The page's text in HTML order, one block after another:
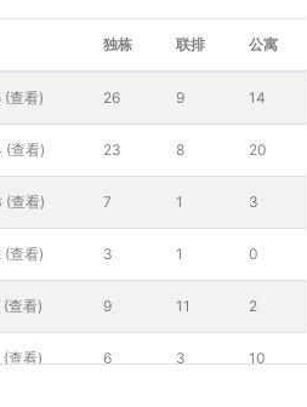
独栋 联排 公寓
查看) 26 9 14
查看) 23 8 20
查看) 7 1 3
查看) 3 1 0
查看) 9 11 2
查看) 6 3 10